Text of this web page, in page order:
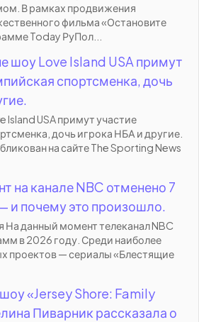
В рамках продвижения
фильма «Остановите
Today РуПол...
шоу Love Island USA примут
спортсменка, дочь
Island USA примут участие
дочь игрока НБА и другие.
на сайте The Sporting News
на канале NBC отменено 7
и почему это произошло.
данный момент телеканал NBC
в 2026 году. Среди наиболее
проектов — сериалы «Блестящие
«Jersey Shore: Family
Пиварник рассказала о